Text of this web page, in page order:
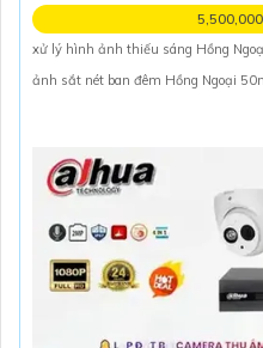
xử lý hình ảnh thiếu sáng Hồng
ảnh sắt nét ban đêm Hồng Ngoại